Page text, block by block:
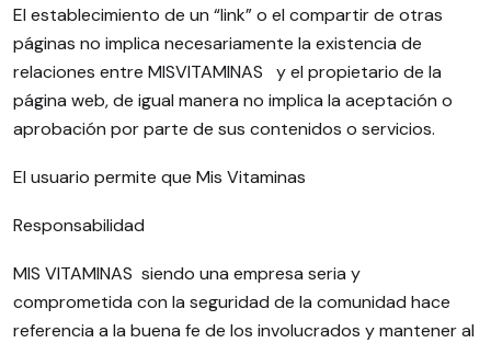
El establecimiento de un “link” o el compartir de otras
páginas no implica necesariamente la existencia de
relaciones entre MISVITAMINAS y el propietario de la
página web, de igual manera no implica la aceptación o
aprobación por parte de sus contenidos o servicios.
El usuario permite que Mis Vitaminas
Responsabilidad
MIS VITAMINAS siendo una empresa seria y
comprometida con la seguridad de la comunidad hace
referencia a la buena fe de los involucrados y mantener al